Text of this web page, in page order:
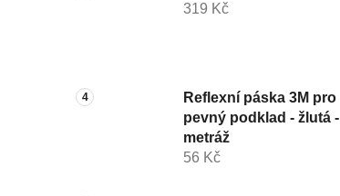
319 Kč
Reflexní páska 3M pro
pevný podklad - žlutá -
metráž
56 Kč